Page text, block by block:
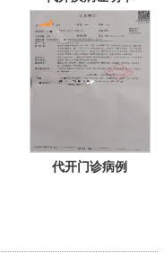
代开门诊病例